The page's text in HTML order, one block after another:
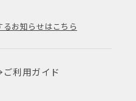
お知らせはこちら
ご利用ガイド